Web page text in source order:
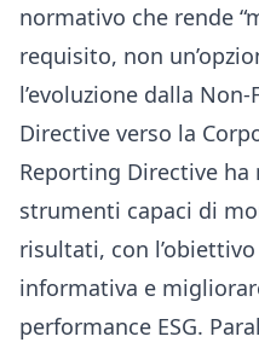
normativo che rende
requisito, non
l’evoluzione dalla
Directive verso la
Reporting Directive
strumenti capaci di
risultati, con
informativa e
performance ESG.